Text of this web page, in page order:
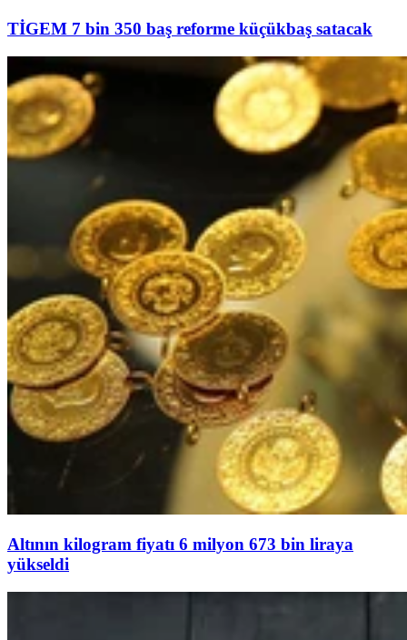
TİGEM 7 bin 350 baş reforme küçükbaş satacak
Altının kilogram fiyatı 6 milyon 673 bin liraya
yükseldi